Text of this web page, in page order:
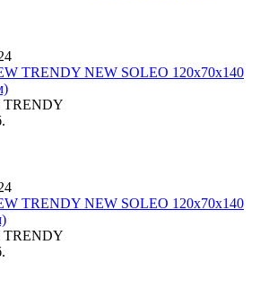
TRENDY NEW SOLEO 120x70x140
TRENDY
TRENDY NEW SOLEO 120x70x140
TRENDY